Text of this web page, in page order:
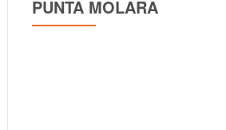
PUNTA MOLARA